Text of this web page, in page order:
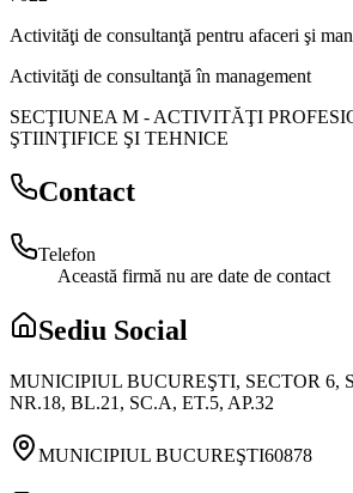
Activităţi de consultanţă pentru afaceri şi
Activităţi de consultanţă în management
SECŢIUNEA M - ACTIVITĂŢI
ŞTIINŢIFICE ŞI TEHNICE
Contact
Telefon
Această firmă nu are date de contact
Sediu Social
MUNICIPIUL BUCUREŞTI, SECTOR 6,
NR.18, BL.21, SC.A, ET.5, AP.32
MUNICIPIUL BUCUREŞTI60878